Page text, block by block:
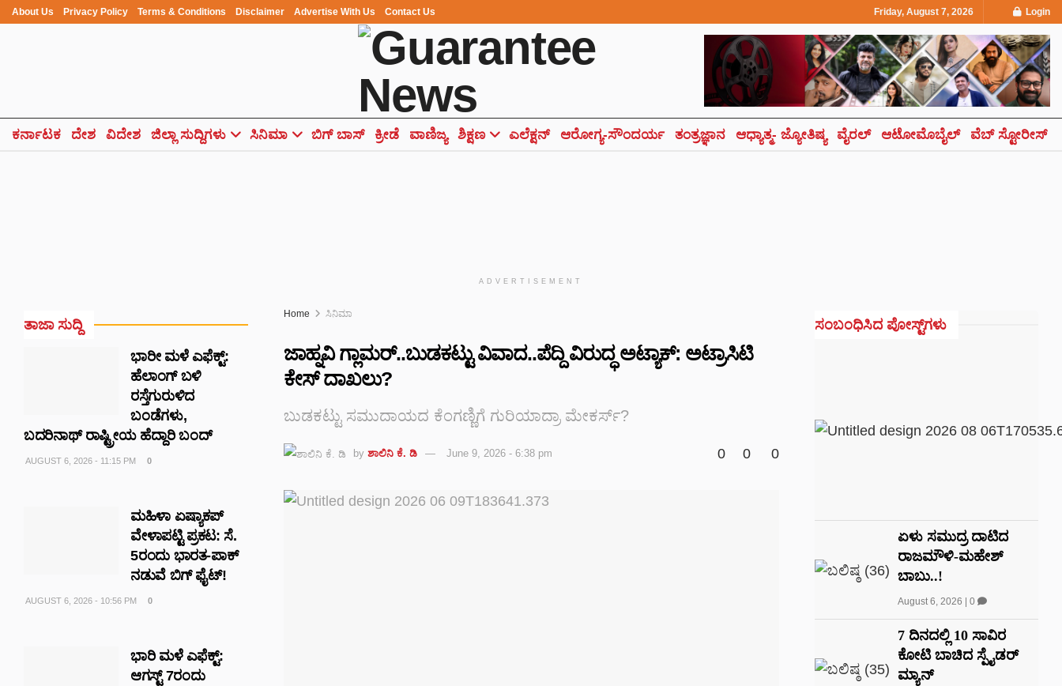
About Us Privacy Policy Terms & Conditions Disclaimer Advertise With Us Contact Us Friday, August 7, 2026 Login
ಕರ್ನಾಟಕ ದೇಶ ವಿದೇಶ ಜಿಲ್ಲಾ ಸುದ್ದಿಗಳು ಸಿನಿಮಾ ಬಿಗ್ ಬಾಸ್ ಕ್ರೀಡೆ ವಾಣಿಜ್ಯ ಶಿಕ್ಷಣ ಎಲೆಕ್ಷನ್ ಆರೋಗ್ಯ-ಸೌಂದರ್ಯ ತಂತ್ರಜ್ಞಾನ ಆಧ್ಯಾತ್ಮ- ಜ್ಯೋತಿಷ್ಯ ವೈರಲ್ ಆಟೋಮೊಬೈಲ್ ವೆಬ್ ಸ್ಟೋರೀಸ್
ADVERTISEMENT
Home ಸಿನಿಮಾ
ಜಾಹ್ನವಿ ಗ್ಲಾಮರ್..ಬುಡಕಟ್ಟು ವಿವಾದ..ಪೆದ್ದಿ ವಿರುದ್ಧ ಅಟ್ಯಾಕ್: ಅಟ್ರಾಸಿಟಿ
ಕೇಸ್ ದಾಖಲು?
ಬುಡಕಟ್ಟು ಸಮುದಾಯದ ಕೆಂಗಣ್ಣಿಗೆ ಗುರಿಯಾದ್ರಾ ಮೇಕರ್ಸ್?
by ಶಾಲಿನಿ ಕೆ. ಡಿ June 9, 2026 - 6:38 pm 0 0 0
ತಾಜಾ ಸುದ್ದಿ
ಭಾರೀ ಮಳೆ ಎಫೆಕ್ಟ್‌:
ಹೆಲಾಂಗ್ ಬಳಿ
ರಸ್ತೆಗುರುಳಿದ
ಬಂಡೆಗಳು,
ಬದರಿನಾಥ್‌ ರಾಷ್ಟ್ರೀಯ ಹೆದ್ದಾರಿ ಬಂದ್‌
AUGUST 6, 2026 - 11:15 PM 0
ಮಹಿಳಾ ಏಷ್ಯಾಕಪ್
ವೇಳಾಪಟ್ಟಿ ಪ್ರಕಟ: ಸೆ.
5ರಂದು ಭಾರತ-ಪಾಕ್‌
ನಡುವೆ ಬಿಗ್ ಫೈಟ್!
AUGUST 6, 2026 - 10:56 PM 0
ಭಾರಿ ಮಳೆ ಎಫೆಕ್ಟ್:
ಆಗಸ್ಟ್ 7ರಂದು
ಸಂಬಂಧಿಸಿದ ಪೋಸ್ಟ್‌ಗಳು
ಏಳು ಸಮುದ್ರ ದಾಟಿದ
ರಾಜಮೌಳಿ-ಮಹೇಶ್
ಬಾಬು..!
August 6, 2026 0
7 ದಿನದಲ್ಲಿ 10 ಸಾವಿರ
ಕೋಟಿ ಬಾಚಿದ ಸ್ಪೈಡರ್
ಮ್ಯಾನ್